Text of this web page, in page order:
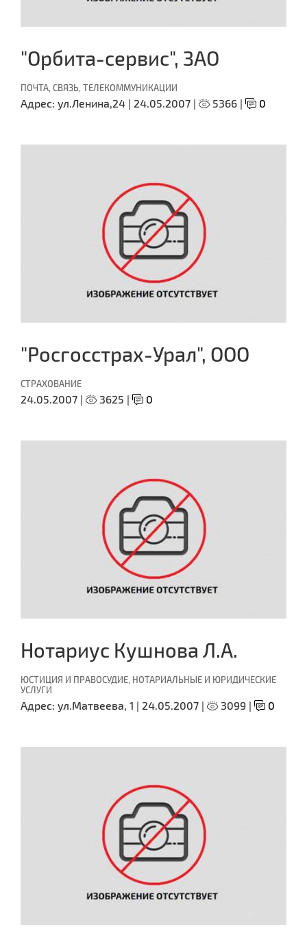
"Орбита-сервис", ЗАО
ПОЧТА, СВЯЗЬ, ТЕЛЕКОММУНИКАЦИИ
Адрес: ул.Ленина,24 | 24.05.2007 | 5366 | 0
"Росгосстрах-Урал", ООО
СТРАХОВАНИЕ
24.05.2007 | 3625 | 0
Нотариус Кушнова Л.А.
ЮСТИЦИЯ И ПРАВОСУДИЕ, НОТАРИАЛЬНЫЕ И ЮРИДИЧЕСКИЕ
УСЛУГИ
Адрес: ул.Матвеева, 1 | 24.05.2007 | 3099 | 0